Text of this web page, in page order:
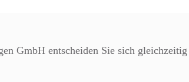
GmbH entscheiden Sie sich